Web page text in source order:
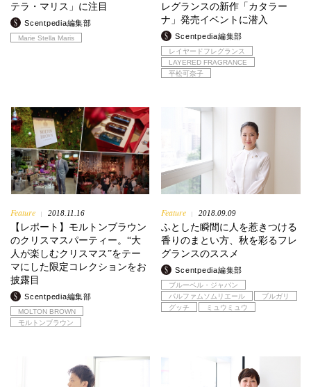
テラ・マリス」に注目
Scentpedia編集部
Marie Stella Maris
レグランスの新作「カタラー
ナ」発売イベントに潜入
Scentpedia編集部
レイヤードフレグランス
LAYERED FRAGRANCE
平松可奈子
Feature 2018.11.16
【レポート】モルトンブラウン
のクリスマスパーティー。“大
人が楽しむクリスマス”をテー
マにした限定コレクションをお
披露目
Scentpedia編集部
MOLTON BROWN
モルトンブラウン
Feature 2018.09.09
ふとした瞬間に人を惹きつける
香りのまとい方、秋を彩るフレ
グランスのススメ
Scentpedia編集部
ブルーベル・ジャパン
パルファムソムリエール
ブルガリ
グッチ
ミュウミュウ